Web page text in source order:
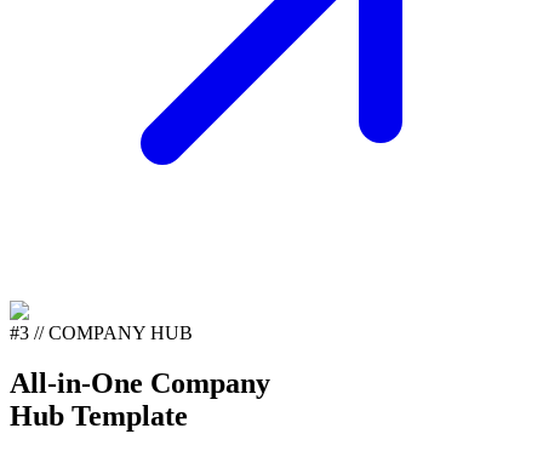
#3 // COMPANY HUB
All-in-One Company
Hub Template